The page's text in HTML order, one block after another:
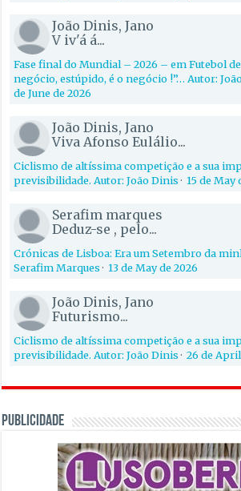
João Dinis, Jano
V iv'á á...
Fase final do Mundial – 2026 – em Futebol de
negócio, estúpido, é o negócio !”… Autor:
de June de 2026
João Dinis, Jano
Viva Afonso Eulálio...
Ciclismo de altíssima competição e a sua
previsibilidade. Autor: João Dinis·15 de May
Serafim marques
Deduz-se , pelo...
Crónicas de Lisboa: Era um Setembro da
Serafim Marques·13 de May de 2026
João Dinis, Jano
Futurismo...
Ciclismo de altíssima competição e a sua
previsibilidade. Autor: João Dinis·26 de
PUBLICIDADE